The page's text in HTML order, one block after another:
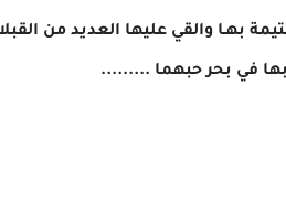
بهـا والقي عليها العديد من
بها في بحر حبهما .........